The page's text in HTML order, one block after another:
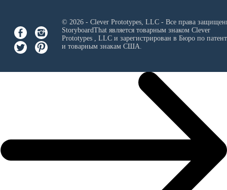
© 2026 - Clever Prototypes, LLC - Все права
StoryboardThat является товарным знаком Clever
Prototypes , LLCи зарегистрирован в Бюро по
и товарным знакам США.